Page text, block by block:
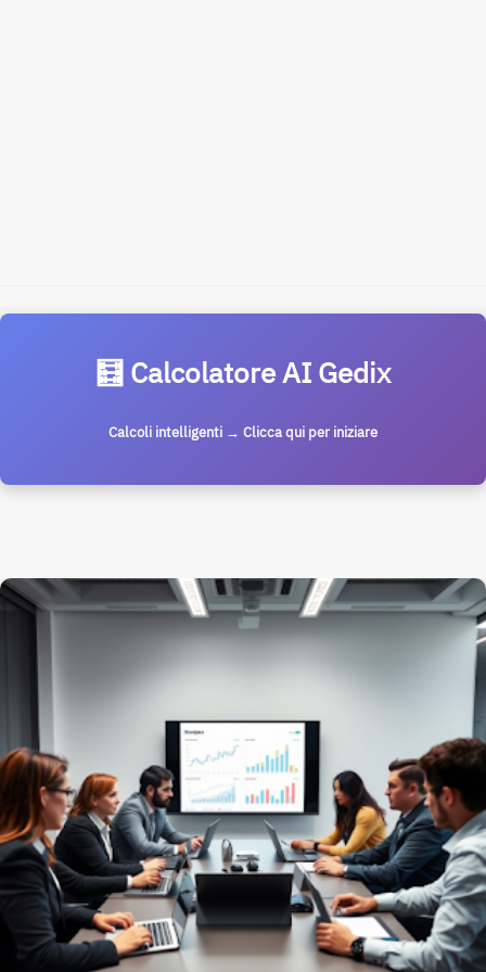
🧮 Calcolatore AI Gedix
Calcoli intelligenti → Clicca qui per iniziare